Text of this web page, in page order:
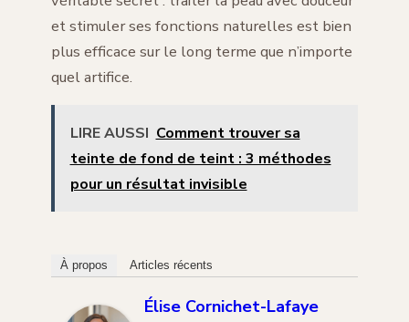
et stimuler ses fonctions naturelles est bien
plus efficace sur le long terme que n’importe
quel artifice.
LIRE AUSSI Comment trouver sa
teinte de fond de teint : 3 méthodes
pour un résultat invisible
À propos Articles récents
Élise Cornichet-Lafaye